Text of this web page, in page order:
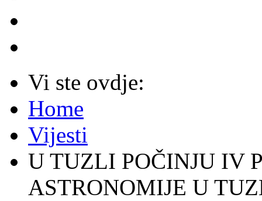
Vi ste ovdje:
Home
Vijesti
U TUZLI POČINJU IV
ASTRONOMIJE U